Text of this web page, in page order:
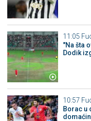
11:05
"Na šta
Dodik
10:57
Borac u